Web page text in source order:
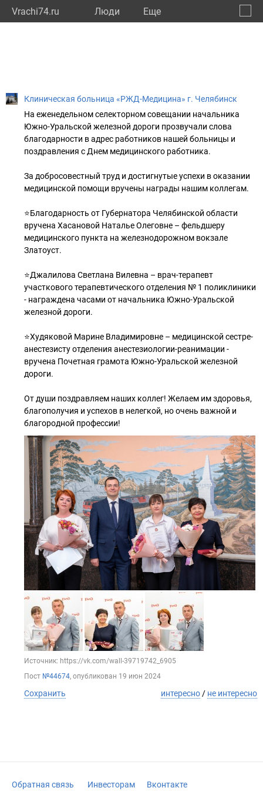
Vrachi74.ru Люди Eще
Клиническая больница «РЖД-Медицина» г. Челябинск
На еженедельном селекторном совещании начальника
Южно-Уральской железной дороги прозвучали слова
благодарности в адрес работников нашей больницы и
поздравления с Днем медицинского работника.
За добросовестный труд и достигнутые успехи в оказании
медицинской помощи вручены награды нашим коллегам.
⭐️Благодарность от Губернатора Челябинской области
вручена Хасановой Наталье Олеговне – фельдшеру
медицинского пункта на железнодорожном вокзале
Златоуст.
⭐️Джалилова Светлана Вилевна – врач-терапевт
участкового терапевтического отделения № 1 поликлиники
- награждена часами от начальника Южно-Уральской
железной дороги.
⭐️Худяковой Марине Владимировне – медицинской сестре-
анестезисту отделения анестезиологии-реанимации -
вручена Почетная грамота Южно-Уральской железной
дороги.
От души поздравляем наших коллег! Желаем им здоровья,
благополучия и успехов в нелегкой, но очень важной и
благородной профессии!
Источник: https://vk.com/wall-39719742_6905
Пост №44674, опубликован 19 июн 2024
Сохранить интересно / не интересно
Обратная связь Инвесторам Вконтакте